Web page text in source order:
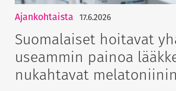
Ajankohtaista 17.6.2026
Suomalaiset hoitavat
useammin painoa
nukahtavat